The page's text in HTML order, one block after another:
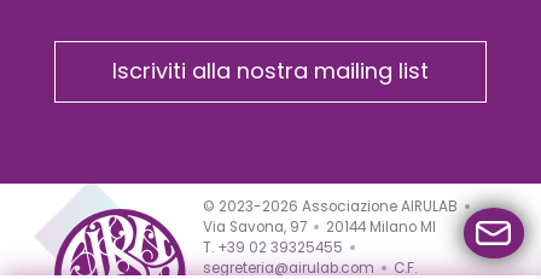
Iscriviti alla nostra mailing list
© 2023-2026 Associazione AIRULAB
Via Savona, 97
20144 Milano MI
T. +39 02 39325455
segreteria@airulab.com
C.F.